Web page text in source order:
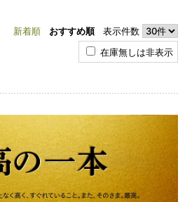
新着順 おすすめ順表示件数
在庫無しは非表示